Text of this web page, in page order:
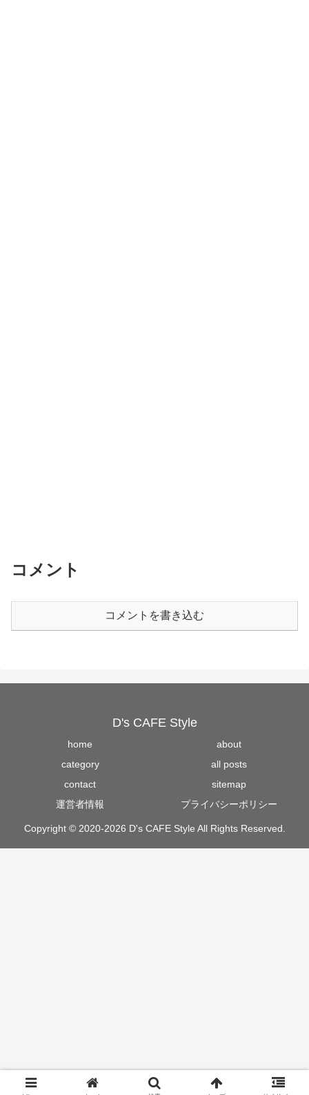
コメント
コメントを書き込む
D's CAFE Style
home
about
category
all posts
contact
sitemap
運営者情報
プライバシーポリシー
Copyright © 2020-2026 D's CAFE Style All Rights Reserved.